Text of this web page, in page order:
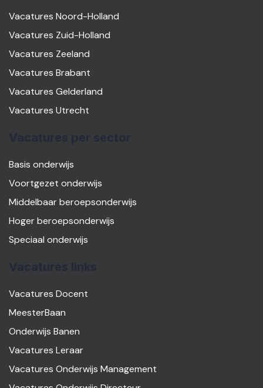
Vacatures Noord-Holland
Vacatures Zuid-Holland
Vacatures Zeeland
Vacatures Brabant
Vacatures Gelderland
Vacatures Utrecht
Basis onderwijs
Voortgezet onderwijs
Middelbaar beroepsonderwijs
Hoger beroepsonderwijs
Speciaal onderwijs
Vacatures Docent
MeesterBaan
Onderwijs Banen
Vacatures Leraar
Vacatures Onderwijs Management